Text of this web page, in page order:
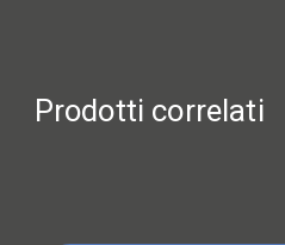
Prodotti correlati